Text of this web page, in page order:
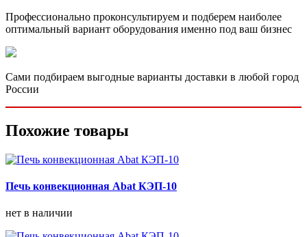
Профессионально проконсультируем и подберем наиболее
оптимальный вариант оборудования именно под ваш бизнес
Сами подбираем выгодные варианты доставки в любой город
России
Похожие товары
Печь конвекционная Abat КЭП-10
нет в наличии